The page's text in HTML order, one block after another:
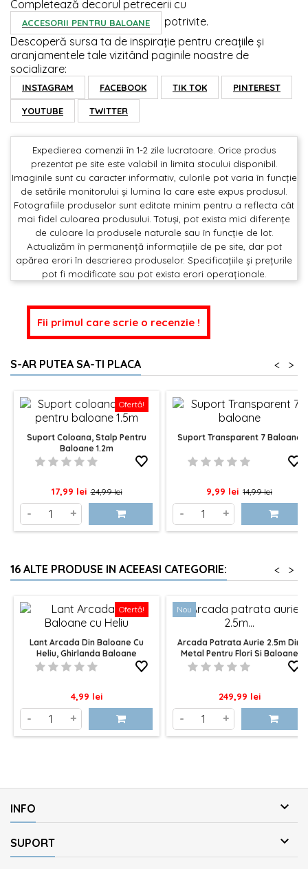
Completează decorul petrecerii cu
ACCESORII PENTRU BALOANE
potrivite.
Descoperă sursa ta de inspirație pentru creațiile și
aranjamentele tale vizitând paginile noastre de
socializare:
INSTAGRAM FACEBOOK TIK TOK PINTEREST
YOUTUBE TWITTER
Expedierea comenzii în 1-2 zile lucratoare. Orice produs
prezentat pe site este valabil in limita stocului disponibil.
Imaginile sunt cu caracter informativ, culorile pot varia în funcție
de setările monitorului și lumina la care este expus produsul.
Fotografiile produselor sunt editate minim pentru a reflecta cât
mai fidel culoarea produsului. Totuși, pot exista mici diferențe
de culoare la produsele naturale sau în funcție de lot.
Actualizăm în permanență informațiile de pe site, dar pot
apărea erori în descrierea produselor. Specificațiile și prețurile
pot fi modificate sau pot exista erori operaționale.
Fii primul care scrie o recenzie !
S-AR PUTEA SA-TI PLACA >
<
Ofertă!
Suport Coloana, Stalp Pentru
Baloane 1.2m
Pret
17,99 lei Pret
baza
24,99 lei
- +
Suport Transparent 7 Baloane
Pret
9,99 lei Pret
baza
14,99 lei
- +
16 ALTE PRODUSE IN ACEEASI CATEGORIE: >
<
Ofertă!
Lant Arcada Din Baloane Cu
Heliu, Ghirlanda Baloane
Pret
4,99 lei
- +
Nou
Arcada Patrata Aurie 2.5m Din
Metal Pentru Flori Si Baloane
Pret
249,99 lei
- +
INFO 
SUPORT 